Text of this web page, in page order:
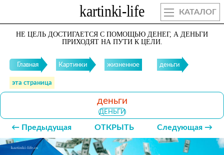
КАТАЛОГ
НЕ ЦЕЛЬ ДОСТИГАЕТСЯ С ПОМОЩЬЮ ДЕНЕГ, А ДЕНЬГИ
ПРИХОДЯТ НА ПУТИ К ЦЕЛИ.
Главная Картинки жизненное деньги
эта страница
деньги
ДЕНЬГИ
← Предыдущая ОТКРЫТЬ Следующая →